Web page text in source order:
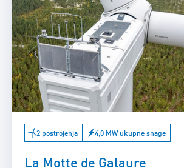
2 postrojenja 4,0 MW ukupne snage
La Motte de Galaure